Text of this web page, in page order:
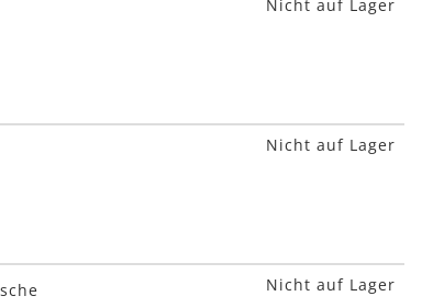
Nicht auf Lager
Nicht auf Lager
Nicht auf Lager